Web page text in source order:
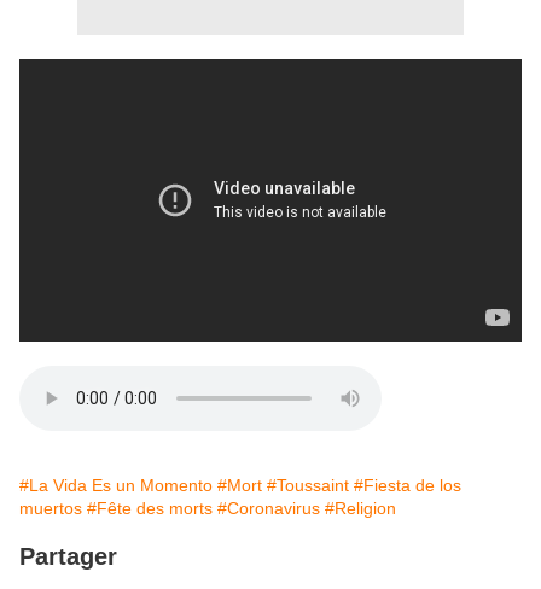
#La Vida Es un Momento #Mort #Toussaint #Fiesta de los
muertos #Fête des morts #Coronavirus #Religion
Partager